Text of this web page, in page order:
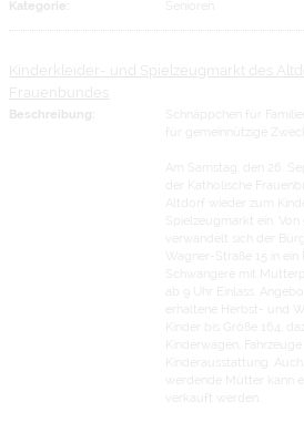
Kategorie:
Kinderkleider- und Spielzeugmarkt des
Beschreibung:
Schnäppchen für
für gemeinnützige
Am Samstag, den 26.
der Katholische
Altdorf wieder zum
Spielzeugmarkt ein. Von
verwandelt sich der
Wagner-Straße 15 in ein
Schwangere mit
ab 9 Uhr Einlass.
erhaltene Herbst- und
Kinder bis Größe 164,
Kinderwägen,
Kinderausstattung.
werdende Mütter kann
verkauft werden.